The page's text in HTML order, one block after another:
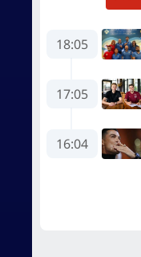
18:05
17:05
16:04